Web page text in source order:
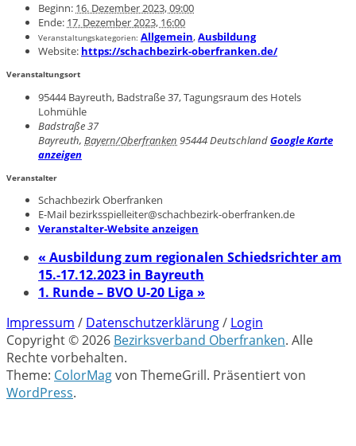
Beginn: 16. Dezember 2023, 09:00
Ende: 17. Dezember 2023, 16:00
Veranstaltungskategorien: Allgemein,Ausbildung
Website: https://schachbezirk-oberfranken.de/
Veranstaltungsort
95444 Bayreuth, Badstraße 37, Tagungsraum des Hotels
Lohmühle
Badstraße 37
Bayreuth, Bayern/Oberfranken 95444DeutschlandGoogle Karte
anzeigen
Veranstalter
Schachbezirk Oberfranken
E-Mail bezirksspielleiter@schachbezirk-oberfranken.de
Veranstalter-Website anzeigen
« Ausbildung zum regionalen Schiedsrichter am
15.-17.12.2023 in Bayreuth
1. Runde – BVO U-20 Liga »
Impressum / Datenschutzerklärung/ Login
Copyright © 2026 Bezirksverband Oberfranken. Alle
Rechte vorbehalten.
Theme: ColorMagvon ThemeGrill. Präsentiert von
WordPress.